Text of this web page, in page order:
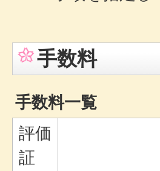
手数料
手数料一覧
評価
証